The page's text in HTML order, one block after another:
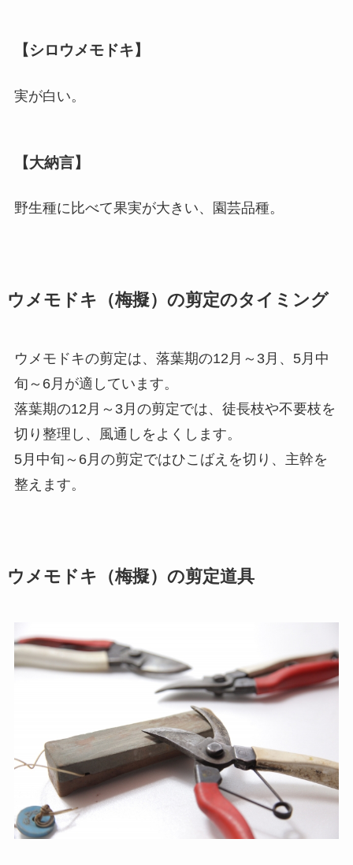
【シロウメモドキ】
実が白い。
【大納言】
野生種に比べて果実が大きい、園芸品種。
ウメモドキ（梅擬）の剪定のタイミング
ウメモドキの剪定は、落葉期の12月～3月、5月中
旬～6月が適しています。
落葉期の12月～3月の剪定では、徒長枝や不要枝を
切り整理し、風通しをよくします。
5月中旬～6月の剪定ではひこばえを切り、主幹を
整えます。
ウメモドキ（梅擬）の剪定道具